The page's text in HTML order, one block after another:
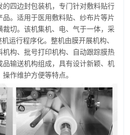
四边封包装机，专门针对敷料贴行
。适用于医用敷料贴、纱布片等片
切。该机集机、电、气于一体，采
运行程序化。整机由膜开展机构、
机构、批号打印机构、自动跟踪膜热
输送机构组成，具有设计新颖、机
作维护方便等特点。